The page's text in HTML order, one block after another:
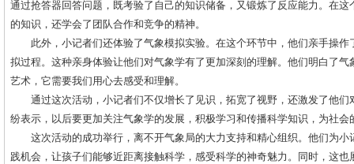
通过抢答器回答问题，既考验了自己的知识储备，又锻炼了反应能力。在
的知识，还学会了团队合作和竞争的精神。
此外，小记者们还体验了气象模拟实验。在这个环节中，他们亲手操
拟过程。这种亲身体验让他们对气象学有了更加深刻的理解。他们明白了
艺术，它需要我们用心去感受和理解。
通过这次活动，小记者们不仅增长了见识，拓宽了视野，还激发了他
纷表示，以后要更加关注气象学的发展，积极学习和传播科学知识，为社
这次活动的成功举行，离不开气象局的大力支持和精心组织。他们为
践机会，让孩子们能够近距离接触科学，感受科学的神奇魅力。同时，这